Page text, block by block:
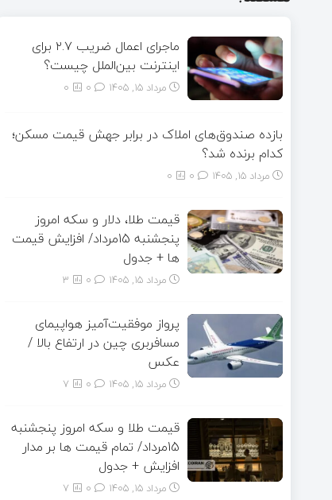
ماجرای اعمال ضریب ۲.۷ برای
اینترنت بین‌الملل چیست؟
مرداد ۱۵, ۱۴۰۵ 0
بازده صندوق‌های املاک در برابر جهش قیمت مسکن؛
کدام برنده شد؟
مرداد ۱۵, ۱۴۰۵ 0
قیمت طلا، دلار و سکه امروز
پنجشنبه 15مرداد/ افزایش قیمت
ها + جدول
مرداد ۱۵, ۱۴۰۵ 3
پرواز موفقیت‌آمیز هواپیمای
مسافربری چین در ارتفاع بالا /
عکس
مرداد ۱۵, ۱۴۰۵ 7
قیمت طلا و سکه امروز پنجشنبه
15مرداد/ تمام قیمت ها بر مدار
افزایش + جدول
مرداد ۱۵, ۱۴۰۵ 7